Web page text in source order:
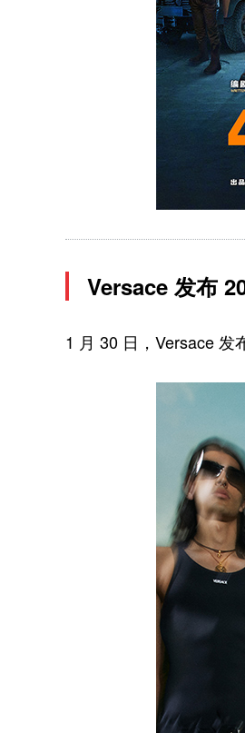
Versace 发布
1 月 30 日，Versace 发